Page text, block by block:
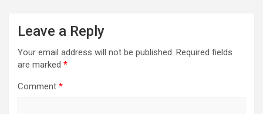
Leave a Reply
Your email address will not be published. Required fields
are marked *
Comment *